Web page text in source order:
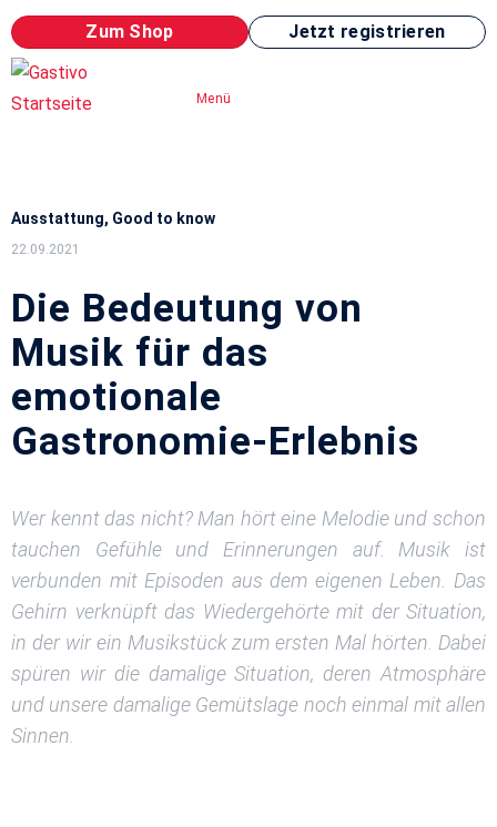
Zum Shop Jetzt registrieren
Menü
Ausstattung, Good to know
22.09.2021
Die Bedeutung von
Musik für das
emotionale
Gastronomie-Erlebnis
Wer kennt das nicht? Man hört eine Melodie und schon
tauchen Gefühle und Erinnerungen auf. Musik ist
verbunden mit Episoden aus dem eigenen Leben. Das
Gehirn verknüpft das Wiedergehörte mit der Situation,
in der wir ein Musikstück zum ersten Mal hörten. Dabei
spüren wir die damalige Situation, deren Atmosphäre
und unsere damalige Gemütslage noch einmal mit allen
Sinnen.